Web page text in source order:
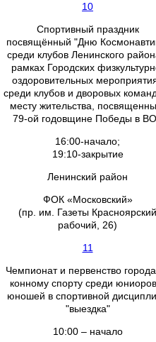
10
Спортивный праздник
посвящённый "Дню
среди клубов Ленинского
рамках Городских
оздоровительных
среди клубов и дворовых
месту жительства,
79-ой годовщине Победы в
16:00-начало;
19:10-закрытие
Ленинский район
ФОК «Московский»
(пр. им. Газеты Красноярский
рабочий, 26)
11
Чемпионат и первенство
конному спорту среди
юношей в спортивной
"выездка"
10:00 – начало